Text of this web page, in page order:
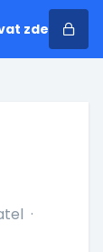
zde
·